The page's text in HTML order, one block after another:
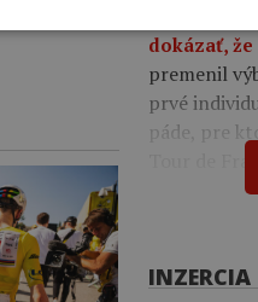
pretekoch
dokázať,
premenil
prvé
páde, pre
Tour de
INZERCIA